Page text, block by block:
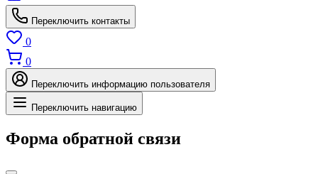
Переключить контакты
0
0
Переключить информацию пользователя
Переключить навигацию
Форма обратной связи